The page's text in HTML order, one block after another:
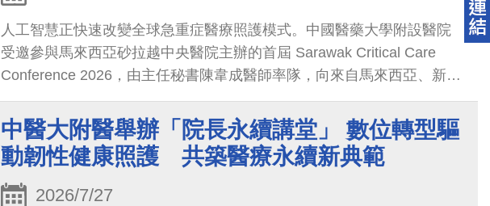
人工智慧正快速改變全球急重症醫療照護模式。中國醫藥大學附設醫院
受邀參與馬來西亞砂拉越中央醫院主辦的首屆 Sarawak Critical Care
Conference 2026，由主任秘書陳韋成醫師率隊，向來自馬來西亞、新加
坡及臺灣近300位急重症醫療專家、醫師及護理人員，分享人工智慧
（AI）重症照護、智慧臨床決策及生成式AI護理機器人等創新成果，展
現臺灣智慧醫療由臨床實證邁向國際合作與模式輸出的發展成果，獲得
與會者熱烈迴響。
中醫大附醫舉辦「院長永續講堂」 數位轉型驅
動韌性健康照護 共築醫療永續新典範
2026/7/27